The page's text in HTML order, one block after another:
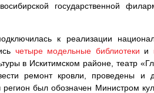
государственной
к реализации
четыре модельные библиотеки и
в Искитимском районе, театр
ремонт кровли, проведены и
регион был обозначен Министром